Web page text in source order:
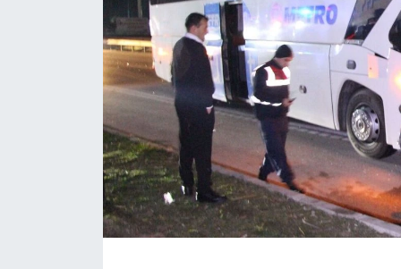
Hanönü Haberleri
İhsangazi Haberleri
İnebolu Haberleri
Küre Haberleri
Merkez Haberleri